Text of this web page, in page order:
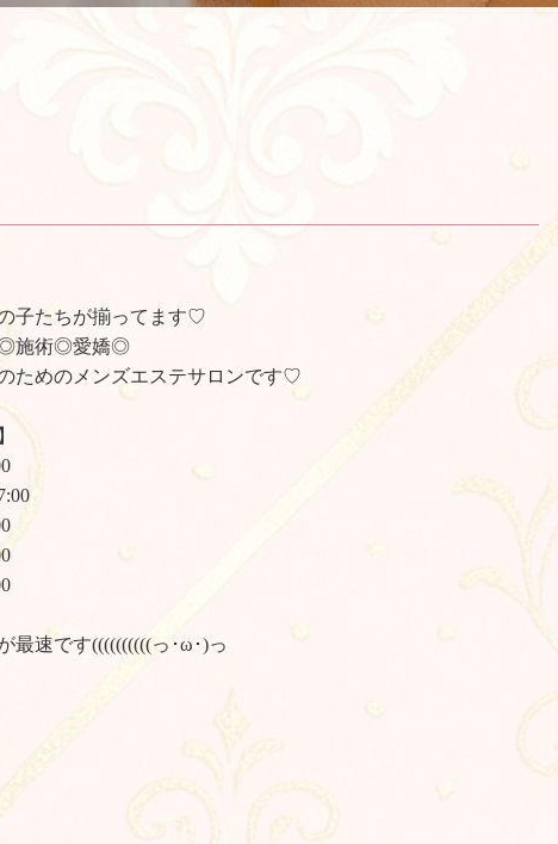
子たちが揃ってます♡
◎施術◎愛嬌◎
ためのメンズエステサロンです♡
最速です((((((((((っ･ω･)っ